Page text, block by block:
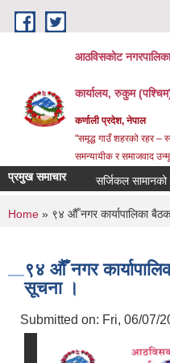
Skip to main content
आठविसकोट
कार्यालय, रुकुम
कर्णाली प्रदेश, नेपाल
"समृद्ध गाउँ शहरको रहर
समन्यायीक र समाजवाद
प्रमुख समाचारसर्जिकल सामानको
You are here
Home » ९४ औँ नगर कार्यापालिका
९४ औँ नगर
सूचना ।
Submitted on: Fri, 06/07/